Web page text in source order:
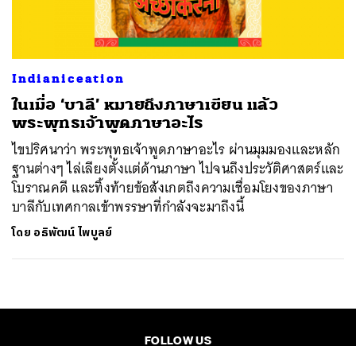
Indianiceation
ในเมื่อ ‘บาลี’ หมายถึงภาษาเขียน แล้ว
พระพุทธเจ้าพูดภาษาอะไร
ไขปริศนาว่า พระพุทธเจ้าพูดภาษาอะไร ผ่านมุมมองและหลัก
ฐานต่างๆ ไล่เลียงตั้งแต่ด้านภาษา ไปจนถึงประวัติศาสตร์และ
โบราณคดี และทิ้งท้ายข้อสังเกตถึงความเชื่อมโยงของภาษา
บาลีกับเทศกาลเข้าพรรษาที่กำลังจะมาถึงนี้
โดย อธิพัฒน์ ไพบูลย์
FOLLOW US
SHARE TWEET LINE EMAIL